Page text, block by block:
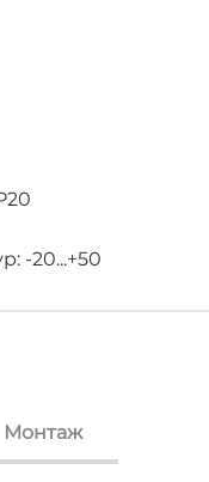
-20...+50
Монтаж